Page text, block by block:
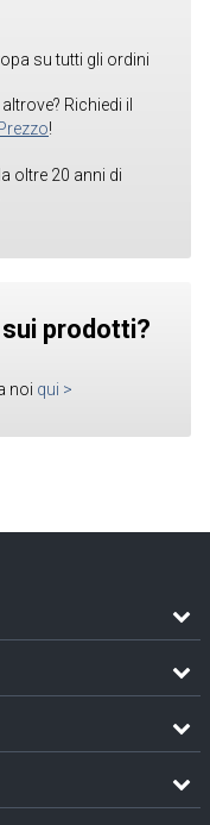
su tutti gli ordini
Richiedi il
!
oltre 20 anni di
prodotti?
noi qui >